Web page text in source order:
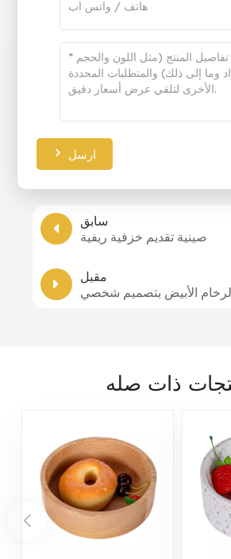
ارسل
سابق
صينية تقديم خزفية ريفية
مقبل
الأبيض بتصميم شخصي
ذات صله